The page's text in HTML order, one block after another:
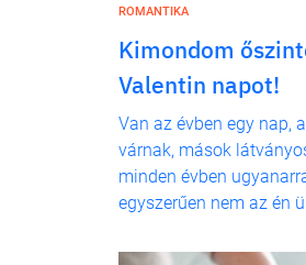
ROMANTIKA
Kimondom
Valentin napot!
Van az évben egy nap,
várnak, mások
minden évben
egyszerűen nem az én